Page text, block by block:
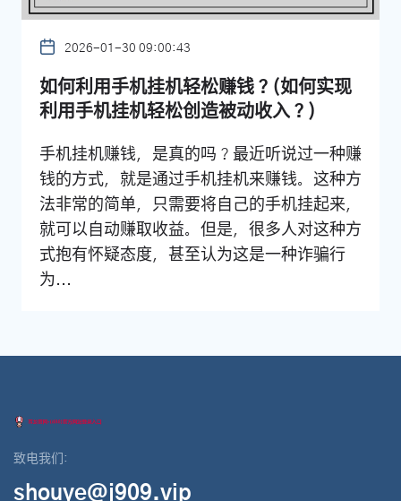
2026-01-30 09:00:43
如何利用手机挂机轻松赚钱？(如何实现
利用手机挂机轻松创造被动收入？)
手机挂机赚钱，是真的吗？最近听说过一种赚
钱的方式，就是通过手机挂机来赚钱。这种方
法非常的简单，只需要将自己的手机挂起来，
就可以自动赚取收益。但是，很多人对这种方
式抱有怀疑态度，甚至认为这是一种诈骗行
为...
致电我们:
shouye@j909.vip